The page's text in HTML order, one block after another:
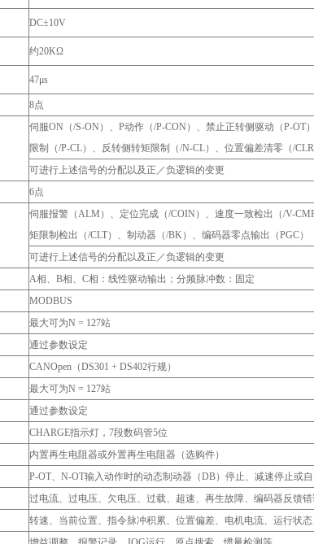
DC±10V
约20KΩ
47μs
8点
伺服ON（/S-ON）、P动作（/P-CON）、禁止正转侧驱动（P-OT
限制（/P-CL）、反转侧转矩限制（/N-CL）、位置偏差清零（/
可进行上述信号的分配以及正／负逻辑的变更
6点
伺服报警（ALM）、定位完成（/COIN）、速度一致检出（/V-
矩限制检出（/CLT）、制动器（/BK）、编码器零点输出（PGC）
可进行上述信号的分配以及正／负逻辑的变更
A相、B相、C相：线性驱动输出；分频脉冲数：固定
MODBUS
最大可为N = 127站
通过参数设定
CANOpen（DS301 + DS402行规）
最大可为N = 127站
通过参数设定
CHARGE指示灯，7段数码管5位
内置再生电阻器或外置再生电阻器（选购件）
P-OT、N-OT输入动作时的动态制动器（DB）停止、减速停止或
过电流、过电压、欠电压、过载、超速、再生故障、编码器反馈错
转速、当前位置、指令脉冲积累、位置偏差、电机电流、运行状